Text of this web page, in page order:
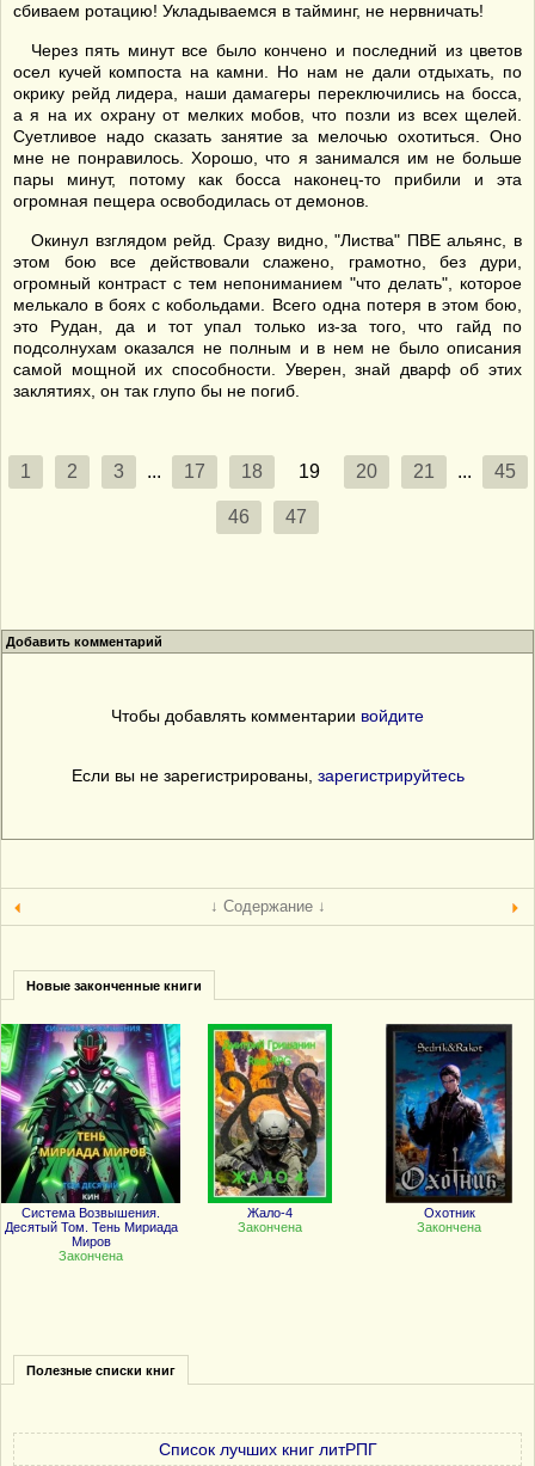
сбиваем ротацию! Укладываемся в тайминг, не нервничать!
Через пять минут все было кончено и последний из цветов
осел кучей компоста на камни. Но нам не дали отдыхать, по
окрику рейд лидера, наши дамагеры переключились на босса,
а я на их охрану от мелких мобов, что позли из всех щелей.
Суетливое надо сказать занятие за мелочью охотиться. Оно
мне не понравилось. Хорошо, что я занимался им не больше
пары минут, потому как босса наконец-то прибили и эта
огромная пещера освободилась от демонов.
Окинул взглядом рейд. Сразу видно, "Листва" ПВЕ альянс, в
этом бою все действовали слажено, грамотно, без дури,
огромный контраст с тем непониманием "что делать", которое
мелькало в боях с кобольдами. Всего одна потеря в этом бою,
это Рудан, да и тот упал только из-за того, что гайд по
подсолнухам оказался не полным и в нем не было описания
самой мощной их способности. Уверен, знай дварф об этих
заклятиях, он так глупо бы не погиб.
1 2 3 ... 17 18 19 20 21 ... 45
46 47
Добавить комментарий
Чтобы добавлять комментарии войдите
Если вы не зарегистрированы, зарегистрируйтесь
↓ Содержание ↓
Новые законченные книги
Система Возвышения.
Десятый Том. Тень Мириада
Миров
Закончена
Жало-4
Закончена
Охотник
Закончена
Полезные списки книг
Список лучших книг литРПГ